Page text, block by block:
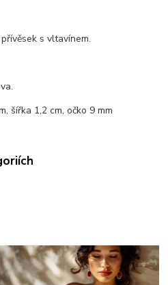
s vltavínem.
šířka 1,2 cm, očko 9 mm